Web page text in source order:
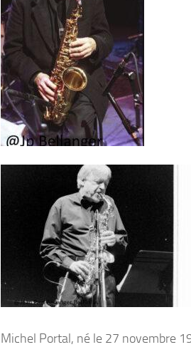
Michel Portal, né le 27 novembre